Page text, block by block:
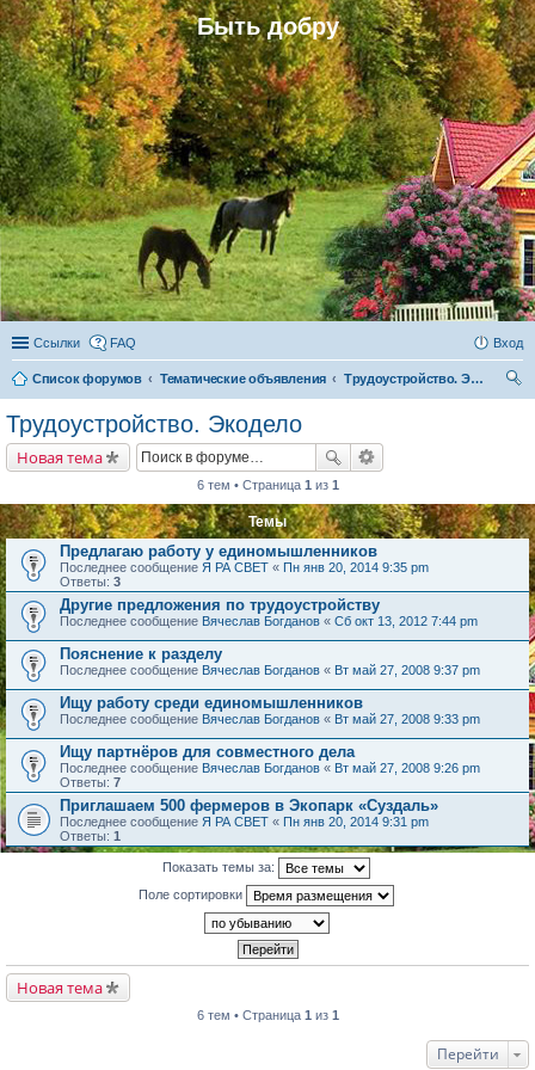
Быть добру
Ссылки FAQ Вход
Список форумов Тематические объявления
Трудоустройство. Экодело
Трудоустройство. Экодело
Новая тема
6 тем • Страница 1 из 1
Темы
Предлагаю работу у единомышленников
Последнее сообщение Я РА СВЕТ « Пн янв 20, 2014 9:35 pm
Ответы: 3
Другие предложения по трудоустройству
Последнее сообщение Вячеслав Богданов « Сб окт 13, 2012 7:44 pm
Пояснение к разделу
Последнее сообщение Вячеслав Богданов « Вт май 27, 2008 9:37 pm
Ищу работу среди единомышленников
Последнее сообщение Вячеслав Богданов « Вт май 27, 2008 9:33 pm
Ищу партнёров для совместного дела
Последнее сообщение Вячеслав Богданов « Вт май 27, 2008 9:26 pm
Ответы: 7
Приглашаем 500 фермеров в Экопарк «Суздаль»
Последнее сообщение Я РА СВЕТ « Пн янв 20, 2014 9:31 pm
Ответы: 1
Показать темы за:
Поле сортировки
Новая тема
6 тем • Страница 1 из 1
Перейти